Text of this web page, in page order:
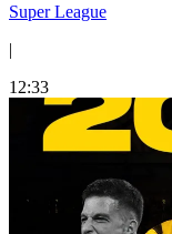
Super League
|
12:33